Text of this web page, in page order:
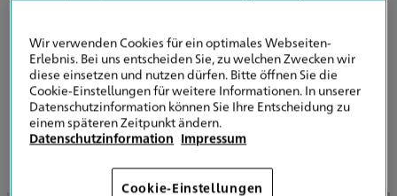
Digitale Services: Einfacher Abschluss durch Online-
Rechner
HDI Generalvertretung Dominic Bauch
Wir verwenden Cookies für ein optimales Webseiten-
Erlebnis. Bei uns entscheiden Sie, zu welchen Zwecken wir
diese einsetzen und nutzen dürfen. Bitte öffnen Sie die
Cookie-Einstellungen für weitere Informationen. In unserer
Datenschutzinformation können Sie Ihre Entscheidung zu
einem späteren Zeitpunkt ändern.
Datenschutzinformation Impressum
Cookie-Einstellungen